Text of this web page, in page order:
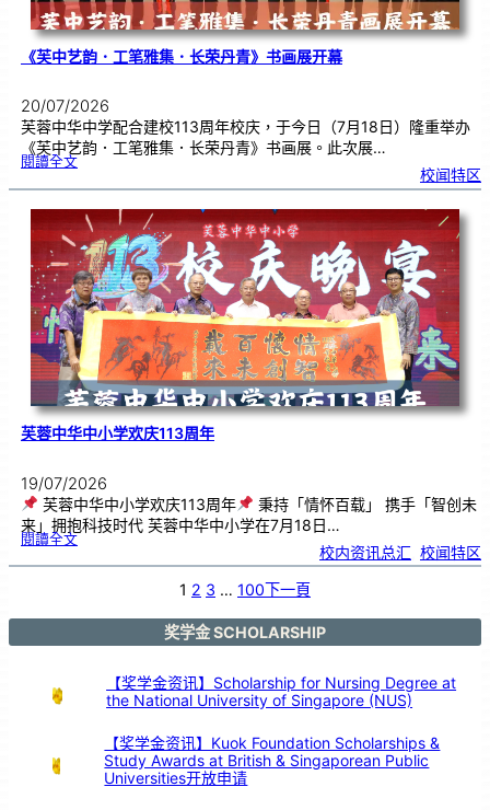
《芙中艺韵．工笔雅集．长荣丹青》书画展开幕
20/07/2026
芙蓉中华中学配合建校113周年校庆，于今日（7月18日）隆重举办
《芙中艺韵．工笔雅集．长荣丹青》书画展。此次展…
閱讀全文:《
艺
．
工
笔
雅
集
．
长
荣
丹
青
》
书
画
展
开
幕
校闻特区
芙蓉中华中小学欢庆113周年
19/07/2026
芙蓉中华中小学欢庆113周年
秉持「情怀百载」 携手「智创未
来」拥抱科技时代 芙蓉中华中小学在7月18日…
閱讀全文:芙
华
1
年
校内资讯总汇 校闻特区
1 2 3 … 100下一頁
奖学金 SCHOLARSHIP
【奖学金资讯】Scholarship for Nursing Degree at
the National University of Singapore (NUS)
【奖学金资讯】Kuok Foundation Scholarships &
Study Awards at British & Singaporean Public
Universities开放申请